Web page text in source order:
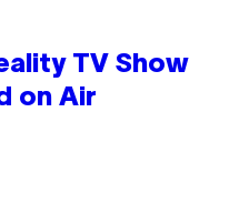
TV Show
on Air